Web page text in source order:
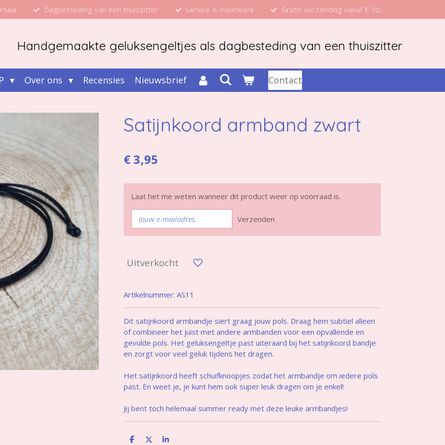
Dagbesteding van een thuiszitter Service & maatwerk Gratis verzending vanaf € 50,-
Handgemaakte geluksengeltjes als dagbesteding van een thuiszitter
Over ons Recensies Nieuwsbrief Contact
Satijnkoord armband zwart
€ 3,95
Laat het me weten wanneer dit product weer op voorraad is.
Verzenden
Uitverkocht
Artikelnummer: AS11
Dit satijnkoord armbandje siert graag jouw pols. Draag hem subtiel alleen
of combineer het juist met andere armbanden voor een opvallende en
gevulde pols. Het geluksengeltje past uiteraard bij het satijnkoord bandje
en zorgt voor veel geluk tijdens het dragen.
Het satijnkoord heeft schuifknoopjes zodat het armbandje om iedere pols
past. En weet je, je kunt hem ook super leuk dragen om je enkel!
Jij bent toch helemaal summer ready met deze leuke armbandjes!
D
D
S